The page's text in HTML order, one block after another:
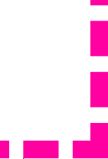
na
je s
bolnicu.
godišnjakinju
I nju su odveli u
kao i